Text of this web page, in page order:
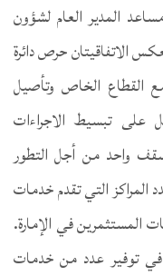
المدير العام لشؤون
الاتفاقيتان حرص دائرة
القطاع الخاص وتأصيل
على تبسيط الاجراءات
واحد من أجل التطور
المراكز التي تقدم خدمات
المستثمرين في الإمارة.
في توفير عدد من خدمات